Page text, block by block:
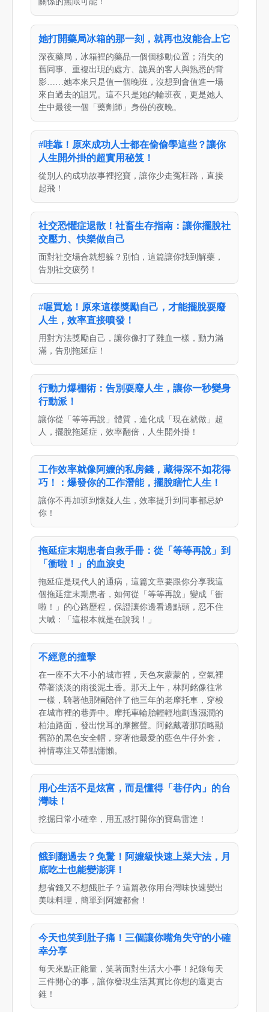
她打開藥局冰箱的那一刻，就再也沒能合上它
深夜藥局，冰箱裡的藥品一個個移動位置；消失的
舊同事、重複出現的處方、詭異的客人與熟悉的背
影……她本來只是值一個晚班，沒想到會值進一場
來自過去的詛咒。這不只是她的輪班夜，更是她人
生中最後一個「藥劑師」身份的夜晚。
#哇靠！原來成功人士都在偷偷學這些？讓你
人生開外掛的超實用秘笈！
從別人的成功故事裡挖寶，讓你少走冤枉路，直接
起飛！
社交恐懼症退散！社畜生存指南：讓你擺脫社
交壓力、快樂做自己
面對社交場合就想躲？別怕，這篇讓你找到解藥，
告別社交疲勞！
#喔買尬！原來這樣獎勵自己，才能擺脫耍廢
人生，效率直接噴發！
用對方法獎勵自己，讓你像打了雞血一樣，動力滿
滿，告別拖延症！
行動力爆棚術：告別耍廢人生，讓你一秒變身
行動派！
讓你從「等等再說」體質，進化成「現在就做」超
人，擺脫拖延症，效率翻倍，人生開外掛！
工作效率就像阿嬤的私房錢，藏得深不如花得
巧！：爆發你的工作潛能，擺脫瞎忙人生！
讓你不再加班到懷疑人生，效率提升到同事都忌妒
你！
拖延症末期患者自救手冊：從「等等再說」到
「衝啦！」的血淚史
拖延症是現代人的通病，這篇文章要跟你分享我這
個拖延症末期患者，如何從「等等再說」變成「衝
啦！」的心路歷程，保證讓你邊看邊點頭，忍不住
大喊：「這根本就是在說我！」
不經意的撞擊
在一座不大不小的城市裡，天色灰蒙蒙的，空氣裡
帶著淡淡的雨後泥土香。那天上午，林阿銘像往常
一樣，騎著他那輛陪伴了他三年的老摩托車，穿梭
在城市裡的巷弄中。摩托車輪胎輕輕地劃過濕潤的
柏油路面，發出悅耳的摩擦聲。阿銘戴著那頂略顯
舊跡的黑色安全帽，穿著他最愛的藍色牛仔外套，
神情專注又帶點慵懶。
用心生活不是炫富，而是懂得「巷仔內」的台
灣味！
挖掘日常小確幸，用五感打開你的寶島雷達！
餓到翻過去？免驚！阿嬤級快速上菜大法，月
底吃土也能變澎湃！
想省錢又不想餓肚子？這篇教你用台灣味快速變出
美味料理，簡單到阿嬤都會！
今天也笑到肚子痛！三個讓你嘴角失守的小確
幸分享
每天來點正能量，笑著面對生活大小事！紀錄每天
三件開心的事，讓你發現生活其實比你想的還更古
錐！